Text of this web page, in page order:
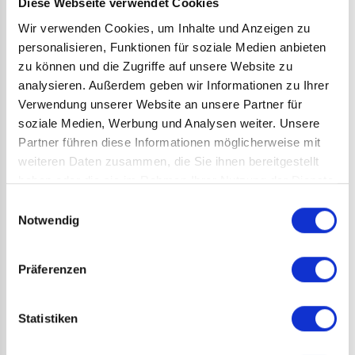
Diese Webseite verwendet Cookies
Wir verwenden Cookies, um Inhalte und Anzeigen zu
personalisieren, Funktionen für soziale Medien anbieten
zu können und die Zugriffe auf unsere Website zu
analysieren. Außerdem geben wir Informationen zu Ihrer
Verwendung unserer Website an unsere Partner für
soziale Medien, Werbung und Analysen weiter. Unsere
Partner führen diese Informationen möglicherweise mit
weiteren Daten zusammen, die Sie ihnen bereitgestellt
haben oder die sie im Rahmen Ihrer Nutzung der Dienste
Notwendig
Präferenzen
Statistiken
SCHWARZ-ROT-SILBER
VEGAS, BABY!
WAS GEHT IN DRESDEN?
WEITERE PRODUKTE